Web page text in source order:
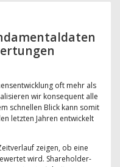
oft mehr als
wir konsequent alle
schnellen Blick kann somit
letzten Jahren entwickelt
zeigen, ob eine
wird. Shareholder-